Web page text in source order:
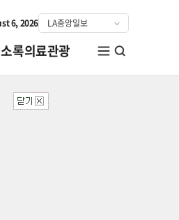
6, 2026
록의료관광